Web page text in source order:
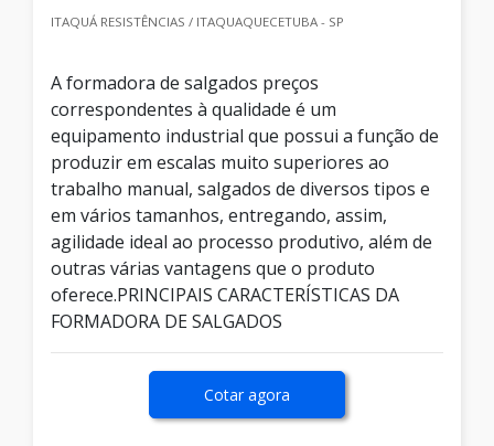
ITAQUÁ RESISTÊNCIAS / ITAQUAQUECETUBA - SP
A formadora de salgados preços
correspondentes à qualidade é um
equipamento industrial que possui a função de
produzir em escalas muito superiores ao
trabalho manual, salgados de diversos tipos e
em vários tamanhos, entregando, assim,
agilidade ideal ao processo produtivo, além de
outras várias vantagens que o produto
oferece.PRINCIPAIS CARACTERÍSTICAS DA
FORMADORA DE SALGADOS
Cotar agora